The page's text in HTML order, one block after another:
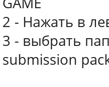
2 - Нажать в
3 - выбрать
submission